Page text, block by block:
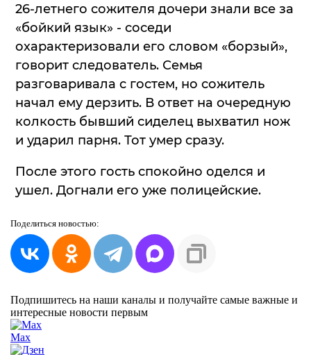
26-летнего сожителя дочери знали все за
«бойкий язык» - соседи
охарактеризовали его словом «борзый»,
говорит следователь. Семья
разговаривала с гостем, но сожитель
начал ему дерзить. В ответ на очередную
колкость бывший сиделец выхватил нож
и ударил парня. Тот умер сразу.
После этого гость спокойно оделся и
ушел. Догнали его уже полицейские.
Поделиться новостью:
Подпишитесь на наши каналы и получайте самые важные и
интересные новости первым
Max